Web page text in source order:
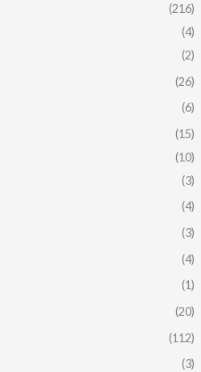
(216)
(4)
(2)
(26)
(6)
(15)
(10)
(3)
(4)
(3)
(4)
(1)
(20)
(112)
(3)